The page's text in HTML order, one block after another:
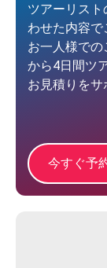
ツアーリス
わせた内容で
お一人様で
から4日間ツ
お見積りをサ
今すぐ予